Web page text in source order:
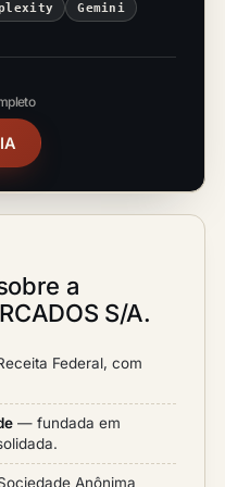
Gemini
a
S/A.
Federal, com
— fundada em
Anônima